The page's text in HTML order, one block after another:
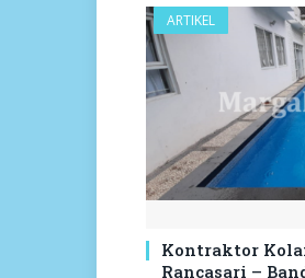
ARTIKEL
Kontraktor
Rancasari –